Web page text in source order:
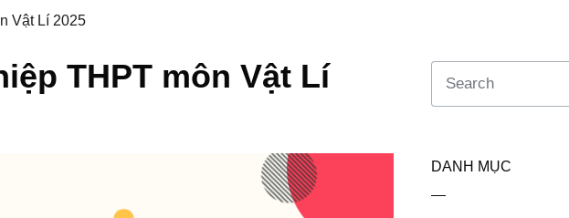
Vật Lí 2025
THPT môn Vật Lí
DANH MỤC